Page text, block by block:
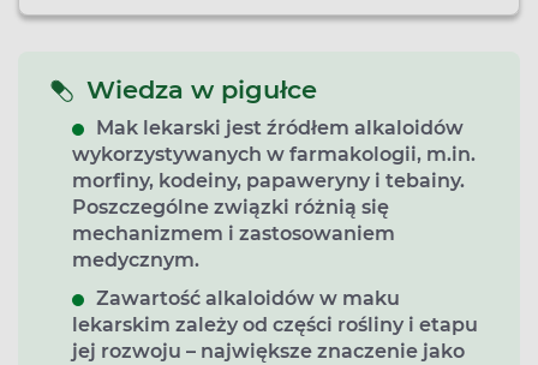
Wiedza w pigułce
Mak lekarski jest źródłem alkaloidów
wykorzystywanych w farmakologii, m.in.
morfiny, kodeiny, papaweryny i tebainy.
Poszczególne związki różnią się
mechanizmem i zastosowaniem
medycznym.
Zawartość alkaloidów w maku
lekarskim zależy od części rośliny i etapu
jej rozwoju – największe znaczenie jako